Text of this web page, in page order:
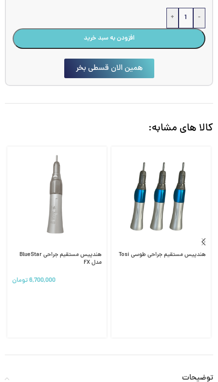
-
+
افزودن به سبد خرید
همین الان قسطی بخر
کالا های مشابه:
هندپیس مستقیم جراحی طوسی Tosi
هندپیس مستقیم جراحی BlueStar
مدل FX
6,700,000تومان
توضیحات